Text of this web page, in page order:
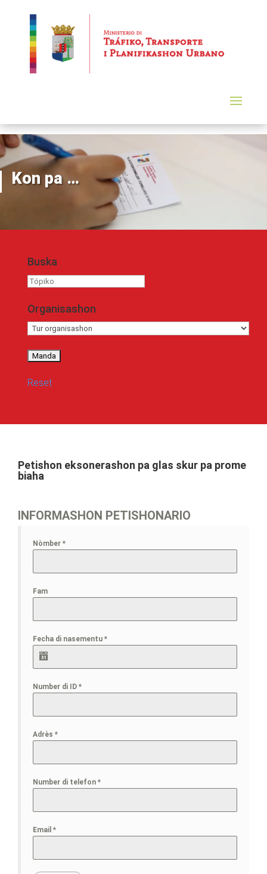
Kon pa …
Buska
Tópiko
Organisashon
Reset
Petishon eksonerashon pa glas skur pa prome
biaha
INFORMASHON PETISHONARIO
Nòmber *
Fam
Fecha di nasementu *
Number di ID *
Adrès *
Number di telefon *
Email *